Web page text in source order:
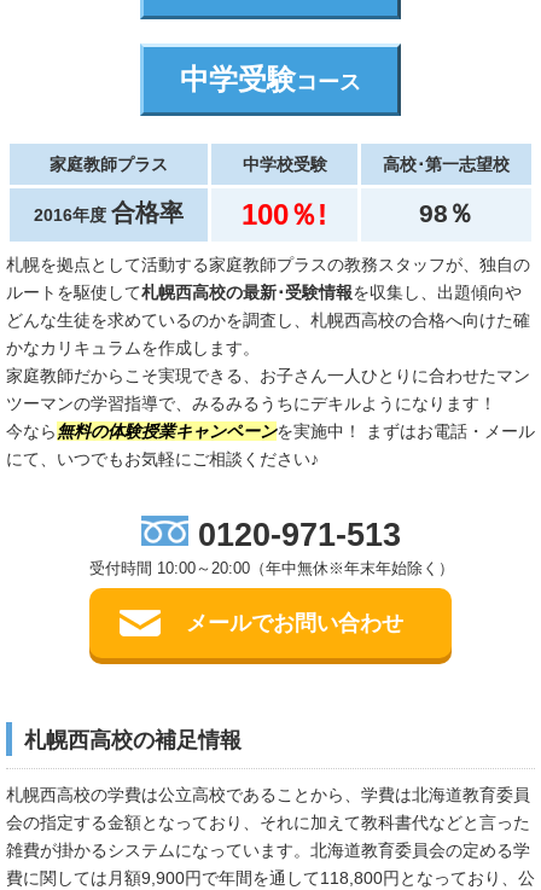
中学受験コース
家庭教師プラス 中学校受験 高校･第一志望校
2016年度 合格率 100％! 98％
札幌を拠点として活動する家庭教師プラスの教務スタッフが、独自の
ルートを駆使して札幌西高校の最新･受験情報を収集し、出題傾向や
どんな生徒を求めているのかを調査し、札幌西高校の合格へ向けた確
かなカリキュラムを作成します。
家庭教師だからこそ実現できる、お子さん一人ひとりに合わせたマン
ツーマンの学習指導で、みるみるうちにデキルようになります！
今なら無料の体験授業キャンペーンを実施中！ まずはお電話・メール
にて、いつでもお気軽にご相談ください♪
0120-971-513
受付時間 10:00～20:00（年中無休※年末年始除く）
メールでお問い合わせ
札幌西高校の補足情報
札幌西高校の学費は公立高校であることから、学費は北海道教育委員
会の指定する金額となっており、それに加えて教科書代などと言った
雑費が掛かるシステムになっています。北海道教育委員会の定める学
費に関しては月額9,900円で年間を通して118,800円となっており、公